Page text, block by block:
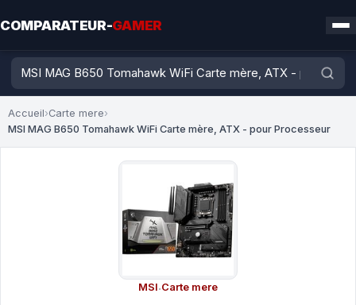
COMPARATEUR-GAMER
Accueil›Carte mere›
MSI MAG B650 Tomahawk WiFi Carte mère, ATX - pour Processeur
MSI·Carte mere